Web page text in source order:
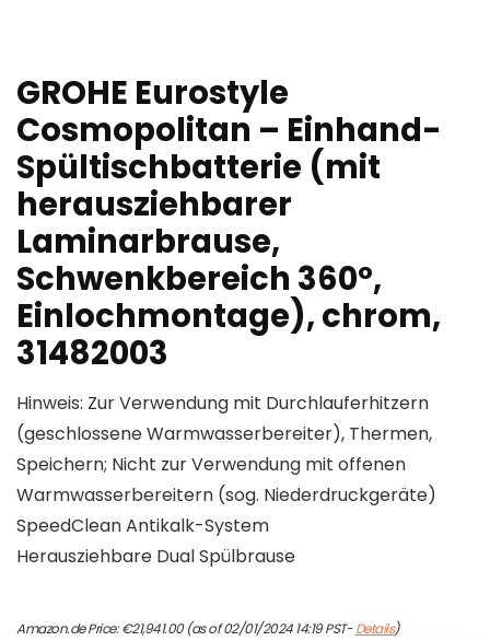
GROHE Eurostyle
Cosmopolitan – Einhand-
Spültischbatterie (mit
herausziehbarer
Laminarbrause,
Schwenkbereich 360°,
Einlochmontage), chrom,
31482003
Hinweis: Zur Verwendung mit Durchlauferhitzern
(geschlossene Warmwasserbereiter), Thermen,
Speichern; Nicht zur Verwendung mit offenen
Warmwasserbereitern (sog. Niederdruckgeräte)
SpeedClean Antikalk-System
Herausziehbare Dual Spülbrause
Amazon.de Price:€21,941.00(as of 02/01/2024 14:19 PST-Details)